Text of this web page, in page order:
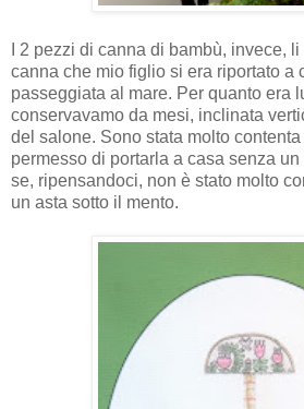
I 2 pezzi di canna di bambù, invece,
canna che mio figlio si era riportato a
passeggiata al mare. Per quanto era
conservavamo da mesi, inclinata
del salone. Sono stata molto contenta
permesso di portarla a casa senza
se, ripensandoci, non è stato molto
un asta sotto il mento.